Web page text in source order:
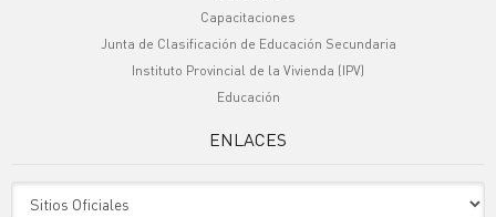
Capacitaciones
Junta de Clasificación de Educación Secundaria
Instituto Provincial de la Vivienda (IPV)
Educación
ENLACES